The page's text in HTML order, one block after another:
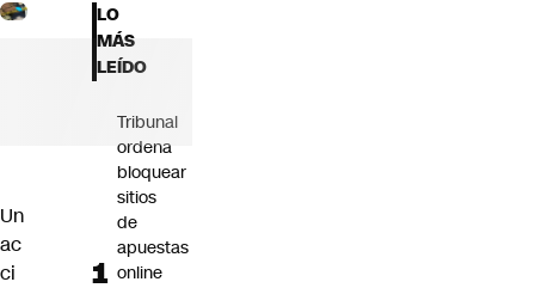
CNN tiempo
Futuro 360
Un
ac
ci
LO
MÁS
LEÍDO
Tribunal
ordena
bloquear
sitios
de
apuestas
online